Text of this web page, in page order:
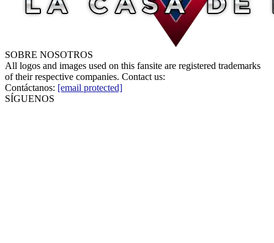
SOBRE NOSOTROS
All logos and images used on this fansite are registered trademarks
of their respective companies. Contact us:
Contáctanos: [email protected]
SÍGUENOS